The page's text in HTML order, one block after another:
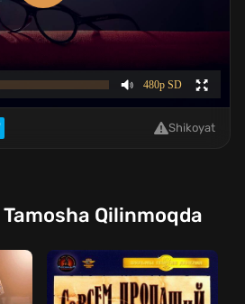
Shikoyat
Qilinmoqda